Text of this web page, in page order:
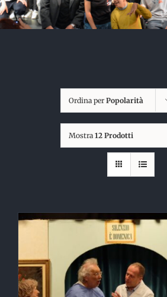
Ordina per Popolarità
Mostra 12 Prodotti